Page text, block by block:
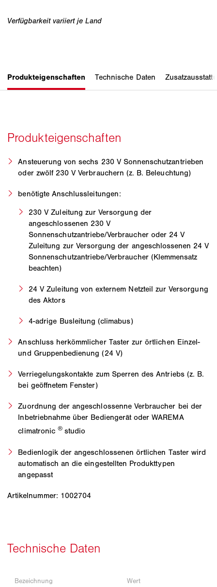
Ansteuerung von sechs 230 V Sonnenschutzantrieben
oder zwölf 230 V Verbrauchern (z. B. Beleuchtung)
benötigte Anschlussleitungen:
230 V Zuleitung zur Versorgung der
angeschlossenen 230 V
Sonnenschutzantriebe/Verbraucher oder 24 V
Zuleitung zur Versorgung der angeschlossenen 24 V
Sonnenschutzantriebe/Verbraucher (Klemmensatz
beachten)
24 V Zuleitung von externem Netzteil zur Versorgung
des Aktors
4-adrige Busleitung (climabus)
Anschluss herkömmlicher Taster zur örtlichen Einzel-
und Gruppenbedienung (24 V)
Verriegelungskontakte zum Sperren des Antriebs (z. B.
bei geöffnetem Fenster)
Zuordnung der angeschlossenne Verbraucher bei der
Inbetriebnahme über Bediengerät oder WAREMA
climatronic® studio
Bedienlogik der angeschlossenen örtlichen Taster wird
automatisch an die eingestellten Produkttypen
angepasst
Artikelnummer: 1002704
Bezeichnung Wert